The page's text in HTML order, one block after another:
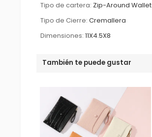
Tipo de cartera: Zip-Around Wallet
Tipo de Cierre: Cremallera
Dimensiones: 11X4.5X8
También te puede gustar